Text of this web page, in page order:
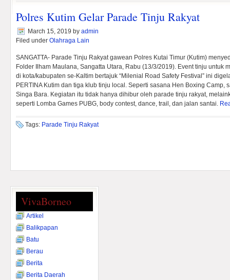
Polres Kutim Gelar Parade Tinju Rakyat
March 15, 2019 by admin
Filed under Olahraga Lain
SANGATTA- Parade Tinju Rakyat gawean Polres Kutai Timur (Kutim)
Folder Ilham Maulana, Sangatta Utara, Rabu (13/3/2019). Event tinju untuk
di kota/kabupaten se-Kaltim bertajuk “Milenial Road Safety Festival” ini
PERTINA Kutim dan tiga klub tinju local. Seperti sasana Hen Boxing Camp,
Singa Bara. Kegiatan itu tidak hanya dihibur oleh parade tinju rakyat,
seperti Lomba Games PUBG, body contest, dance, trail, dan jalan santai.
Tags: Parade Tinju Rakyat
VivaBorneo
Artikel
Balikpapan
Batu
Berau
Berita
Berita Daerah